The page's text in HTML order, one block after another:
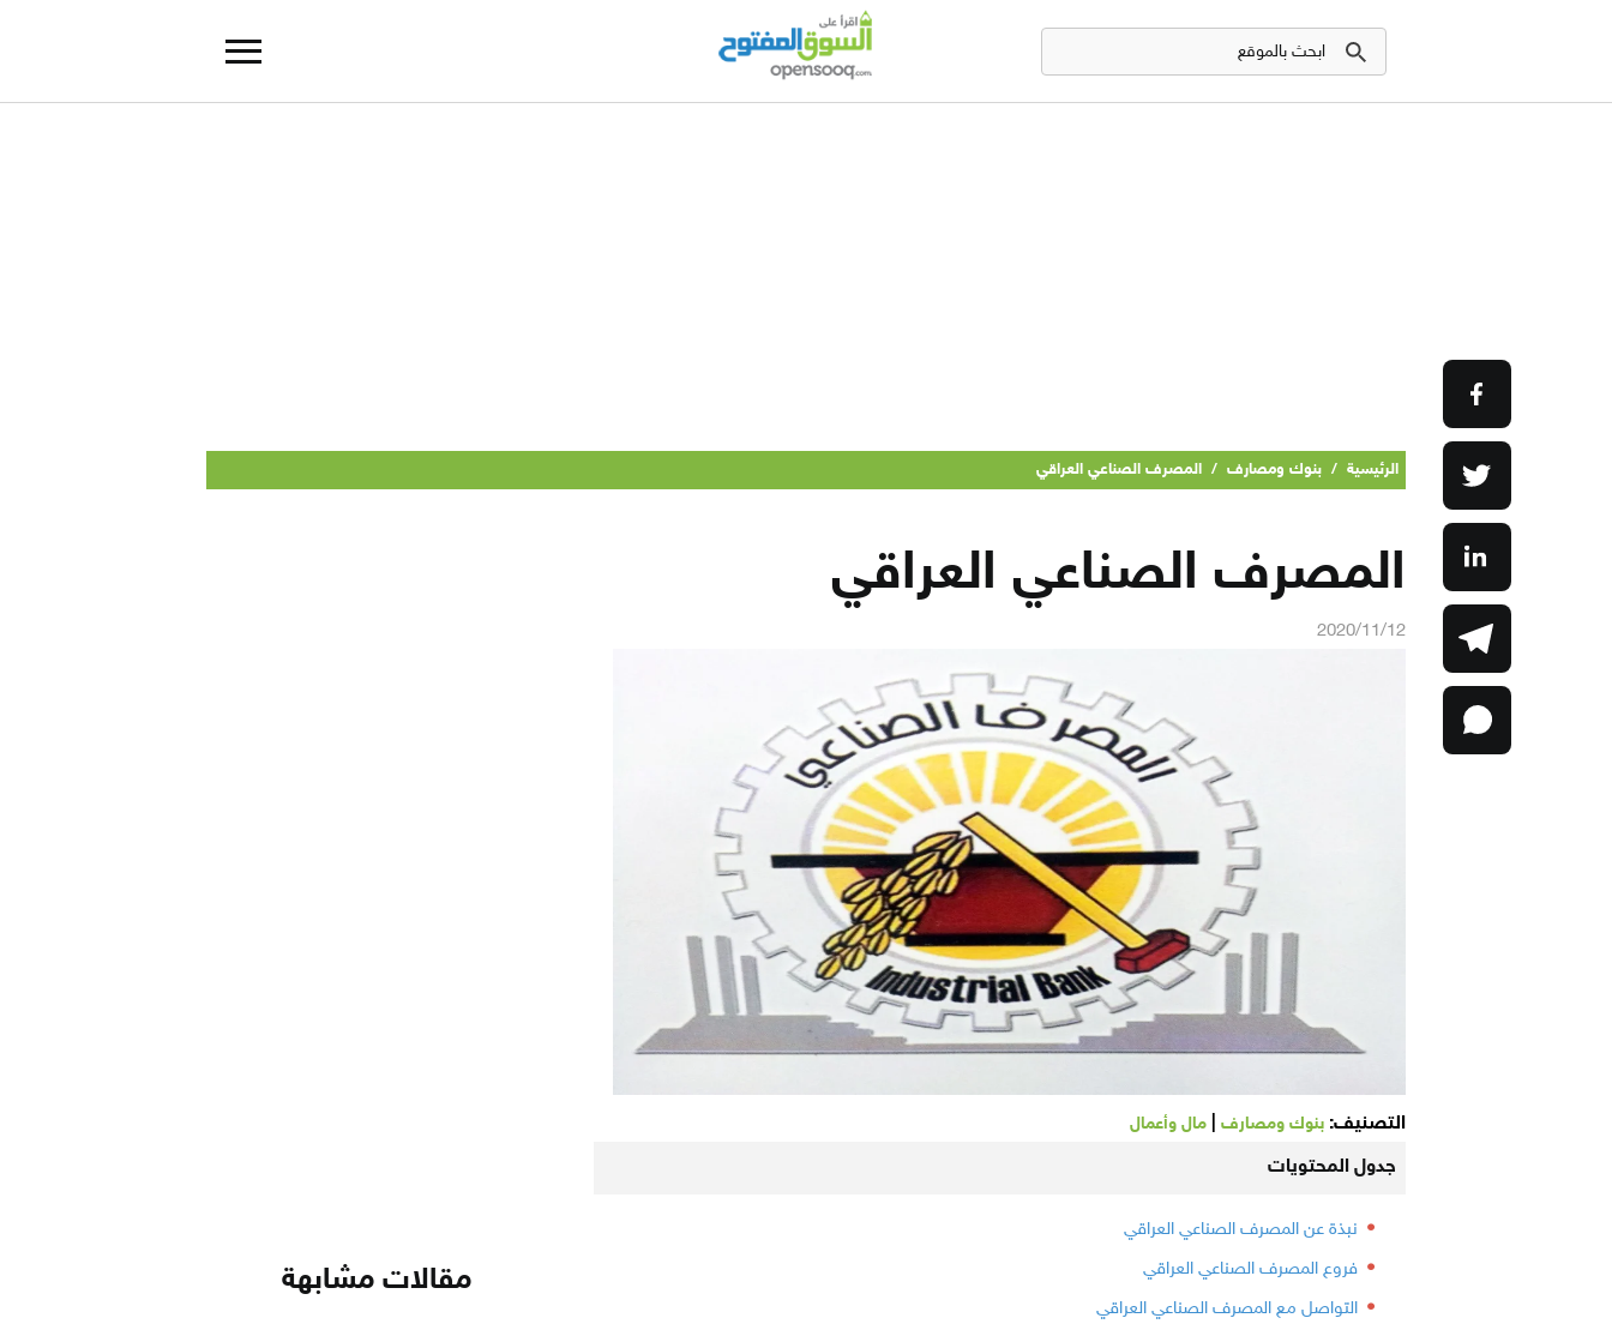
الرئيسية / بنوك ومصارف / المصرف الصناعي العراقي
المصرف الصناعي العراقي
2020/11/12
التصنيف: بنوك ومصارف مال وأعمال
جدول المحتويات
نبذة عن المصرف الصناعي العراقي
فروع المصرف الصناعي العراقي
التواصل مع المصرف الصناعي العراقي
مقالات مشابهة